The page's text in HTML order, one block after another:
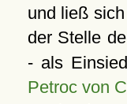
und ließ
der Stelle
- als
Petroc von